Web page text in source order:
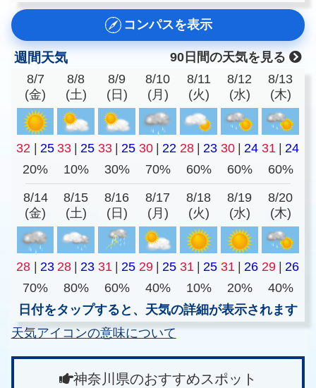
コンパスを表示
週間天気
90日間の天気を見る
8/7
(金)
8/8
(土)
8/9
(日)
8/10
(月)
8/11
(火)
8/12
(水)
8/13
(木)
32 25 33 25 33 25 30 22 28 23 30 24 31
24
20%
10% 30% 70% 60% 60% 60%
8/14
(金)
8/15
(土)
8/16
(日)
8/17
(月)
8/18
(火)
8/19
(水)
8/20
(木)
28 23 28 23 31 25 29 25 31 25 31 26 29
26
70%
80% 60% 40% 10% 20%
40%
日付をタップすると、天気の詳細が表示されます
天気アイコンの意味について
神奈川県のおすすめスポット